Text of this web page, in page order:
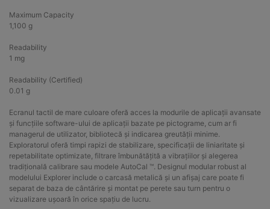
Maximum Capacity
1,100 g
Readability
1 mg
Readability (Certified)
0.01 g
Ecranul tactil de mare culoare oferă acces la modurile de aplicații avansate
și funcțiile software-ului de aplicații bazate pe pictograme, cum ar fi
managerul de utilizator, bibliotecă și indicarea greutății minime.
Exploratorul oferă timpi rapizi de stabilizare, specificații de liniaritate și
repetabilitate optimizate, filtrare îmbunătățită a vibrațiilor și alegerea
tradițională calibrare sau modele AutoCal ™. Designul modular robust al
modelului Explorer include o carcasă metalică și un afișaj care poate fi
separat de baza de cântărire și montat pe perete sau turn pentru o
vizualizare ușoară în orice spațiu de lucru.